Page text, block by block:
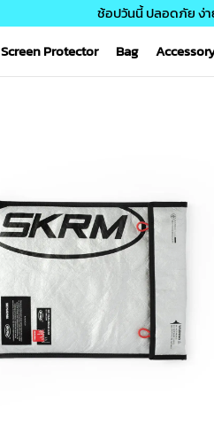
ช้อปวันนี้ ปลอดภัย ง่
Screen Protector Bag